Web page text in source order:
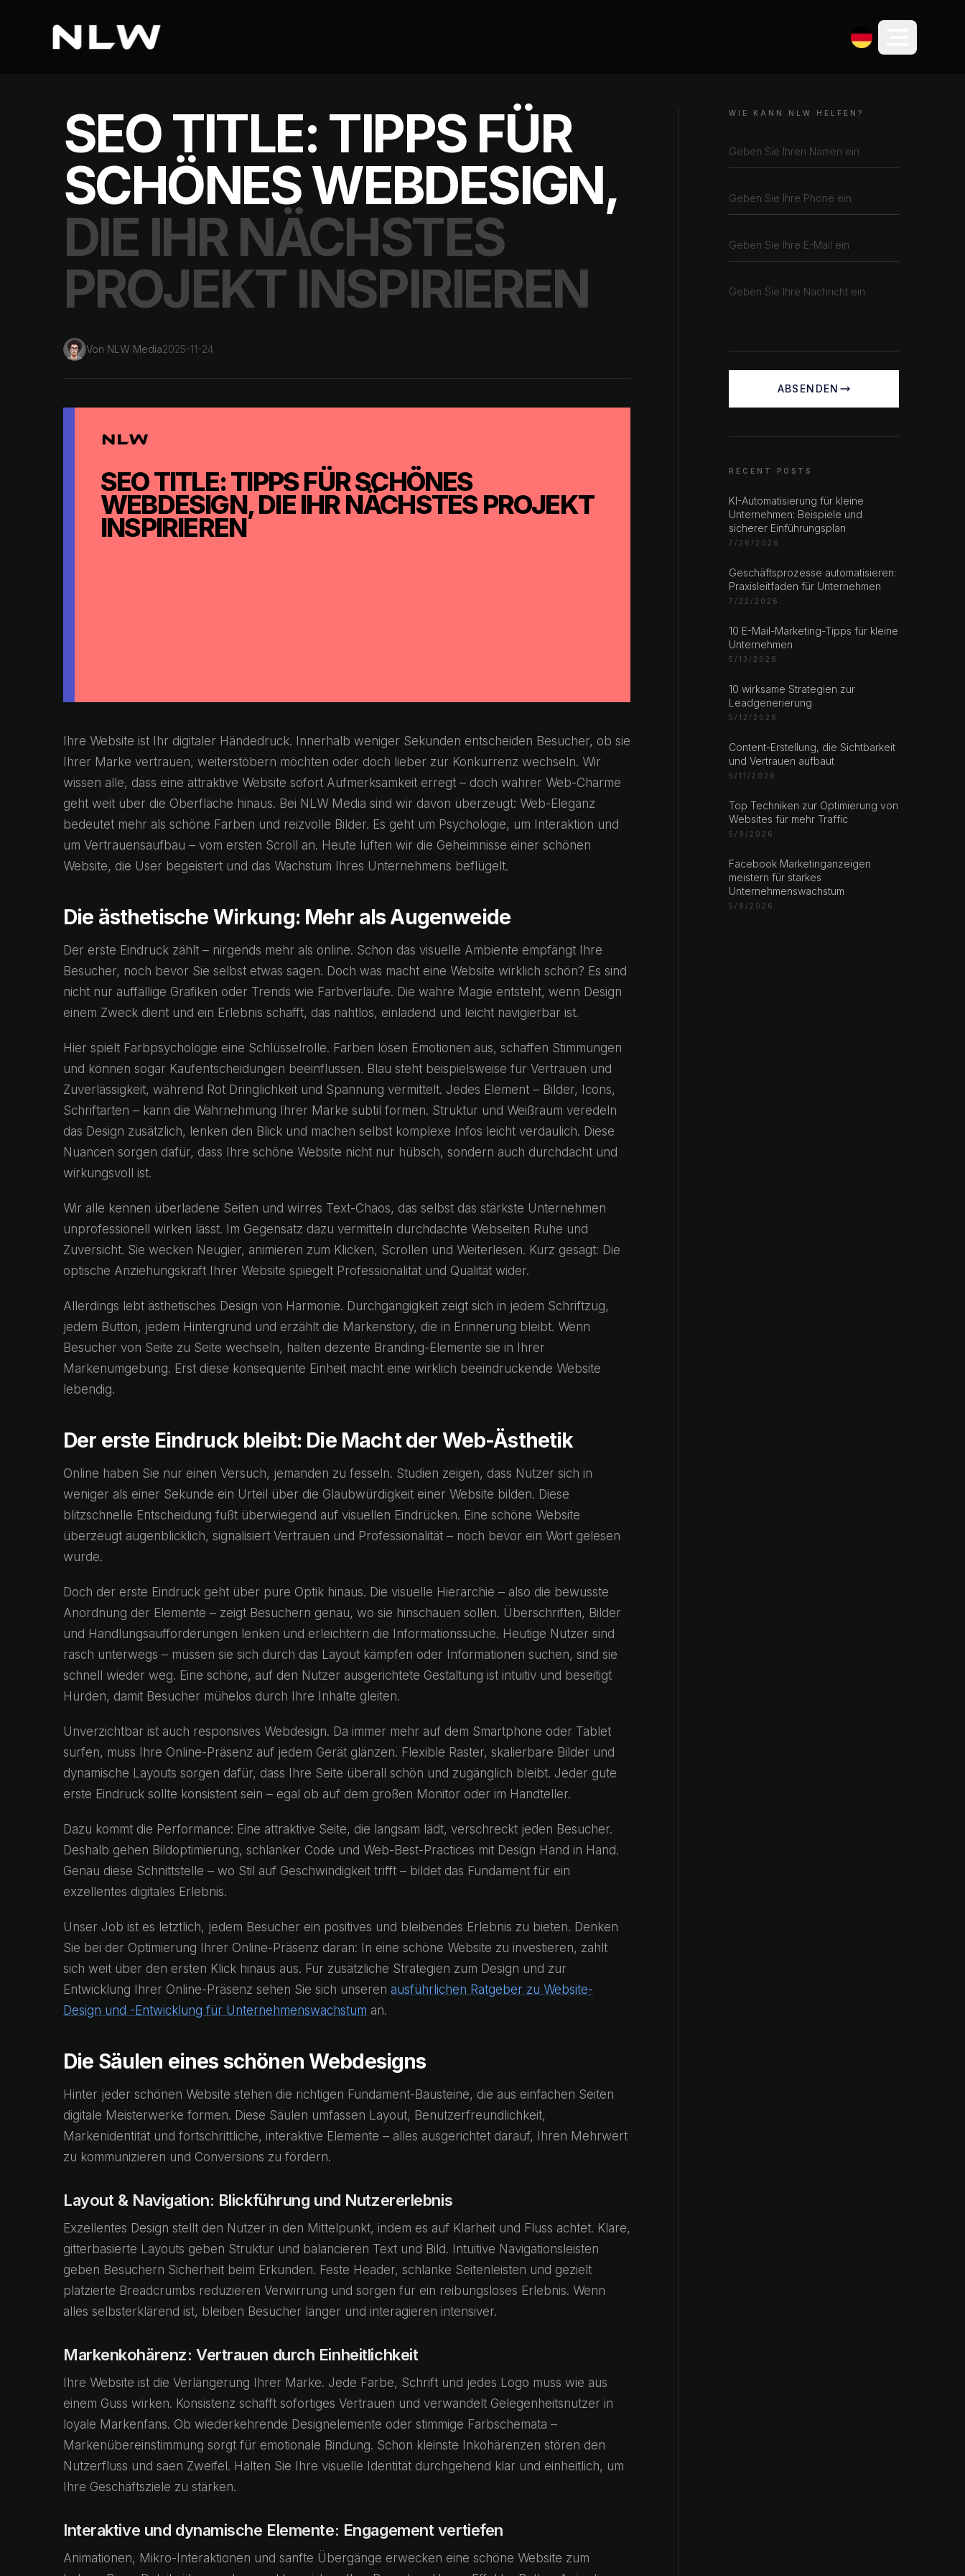
SEO TITLE: TIPPS FÜR
SCHÖNES WEBDESIGN,
DIE IHR NÄCHSTES
PROJEKT INSPIRIEREN
Von NLW Media2025-11-24
SEO TITLE: TIPPS FÜR SCHÖNES
WEBDESIGN, DIE IHR NÄCHSTES PROJEKT
INSPIRIEREN
Ihre Website ist Ihr digitaler Händedruck. Innerhalb weniger Sekunden entscheiden Besucher, ob sie
Ihrer Marke vertrauen, weiterstöbern möchten oder doch lieber zur Konkurrenz wechseln. Wir
wissen alle, dass eine attraktive Website sofort Aufmerksamkeit erregt – doch wahrer Web-Charme
geht weit über die Oberfläche hinaus. Bei NLW Media sind wir davon überzeugt: Web-Eleganz
bedeutet mehr als schöne Farben und reizvolle Bilder. Es geht um Psychologie, um Interaktion und
um Vertrauensaufbau – vom ersten Scroll an. Heute lüften wir die Geheimnisse einer schönen
Website, die User begeistert und das Wachstum Ihres Unternehmens beflügelt.
Die ästhetische Wirkung: Mehr als Augenweide
Der erste Eindruck zählt – nirgends mehr als online. Schon das visuelle Ambiente empfängt Ihre
Besucher, noch bevor Sie selbst etwas sagen. Doch was macht eine Website wirklich schön? Es sind
nicht nur auffällige Grafiken oder Trends wie Farbverläufe. Die wahre Magie entsteht, wenn Design
einem Zweck dient und ein Erlebnis schafft, das nahtlos, einladend und leicht navigierbar ist.
Hier spielt Farbpsychologie eine Schlüsselrolle. Farben lösen Emotionen aus, schaffen Stimmungen
und können sogar Kaufentscheidungen beeinflussen. Blau steht beispielsweise für Vertrauen und
Zuverlässigkeit, während Rot Dringlichkeit und Spannung vermittelt. Jedes Element – Bilder, Icons,
Schriftarten – kann die Wahrnehmung Ihrer Marke subtil formen. Struktur und Weißraum veredeln
das Design zusätzlich, lenken den Blick und machen selbst komplexe Infos leicht verdaulich. Diese
Nuancen sorgen dafür, dass Ihre schöne Website nicht nur hübsch, sondern auch durchdacht und
wirkungsvoll ist.
Wir alle kennen überladene Seiten und wirres Text-Chaos, das selbst das stärkste Unternehmen
unprofessionell wirken lässt. Im Gegensatz dazu vermitteln durchdachte Webseiten Ruhe und
Zuversicht. Sie wecken Neugier, animieren zum Klicken, Scrollen und Weiterlesen. Kurz gesagt: Die
optische Anziehungskraft Ihrer Website spiegelt Professionalität und Qualität wider.
Allerdings lebt ästhetisches Design von Harmonie. Durchgängigkeit zeigt sich in jedem Schriftzug,
jedem Button, jedem Hintergrund und erzählt die Markenstory, die in Erinnerung bleibt. Wenn
Besucher von Seite zu Seite wechseln, halten dezente Branding-Elemente sie in Ihrer
Markenumgebung. Erst diese konsequente Einheit macht eine wirklich beeindruckende Website
lebendig.
Der erste Eindruck bleibt: Die Macht der Web-Ästhetik
Online haben Sie nur einen Versuch, jemanden zu fesseln. Studien zeigen, dass Nutzer sich in
weniger als einer Sekunde ein Urteil über die Glaubwürdigkeit einer Website bilden. Diese
blitzschnelle Entscheidung fußt überwiegend auf visuellen Eindrücken. Eine schöne Website
überzeugt augenblicklich, signalisiert Vertrauen und Professionalität – noch bevor ein Wort gelesen
wurde.
Doch der erste Eindruck geht über pure Optik hinaus. Die visuelle Hierarchie – also die bewusste
Anordnung der Elemente – zeigt Besuchern genau, wo sie hinschauen sollen. Überschriften, Bilder
und Handlungsaufforderungen lenken und erleichtern die Informationssuche. Heutige Nutzer sind
rasch unterwegs – müssen sie sich durch das Layout kämpfen oder Informationen suchen, sind sie
schnell wieder weg. Eine schöne, auf den Nutzer ausgerichtete Gestaltung ist intuitiv und beseitigt
Hürden, damit Besucher mühelos durch Ihre Inhalte gleiten.
Unverzichtbar ist auch responsives Webdesign. Da immer mehr auf dem Smartphone oder Tablet
surfen, muss Ihre Online-Präsenz auf jedem Gerät glänzen. Flexible Raster, skalierbare Bilder und
dynamische Layouts sorgen dafür, dass Ihre Seite überall schön und zugänglich bleibt. Jeder gute
erste Eindruck sollte konsistent sein – egal ob auf dem großen Monitor oder im Handteller.
Dazu kommt die Performance: Eine attraktive Seite, die langsam lädt, verschreckt jeden Besucher.
Deshalb gehen Bildoptimierung, schlanker Code und Web-Best-Practices mit Design Hand in Hand.
Genau diese Schnittstelle – wo Stil auf Geschwindigkeit trifft – bildet das Fundament für ein
exzellentes digitales Erlebnis.
Unser Job ist es letztlich, jedem Besucher ein positives und bleibendes Erlebnis zu bieten. Denken
Sie bei der Optimierung Ihrer Online-Präsenz daran: In eine schöne Website zu investieren, zahlt
sich weit über den ersten Klick hinaus aus. Für zusätzliche Strategien zum Design und zur
Entwicklung Ihrer Online-Präsenz sehen Sie sich unseren ausführlichen Ratgeber zu Website-
Design und -Entwicklung für Unternehmenswachstum an.
Die Säulen eines schönen Webdesigns
Hinter jeder schönen Website stehen die richtigen Fundament-Bausteine, die aus einfachen Seiten
digitale Meisterwerke formen. Diese Säulen umfassen Layout, Benutzerfreundlichkeit,
Markenidentität und fortschrittliche, interaktive Elemente – alles ausgerichtet darauf, Ihren Mehrwert
zu kommunizieren und Conversions zu fördern.
Layout & Navigation: Blickführung und Nutzererlebnis
Exzellentes Design stellt den Nutzer in den Mittelpunkt, indem es auf Klarheit und Fluss achtet. Klare,
gitterbasierte Layouts geben Struktur und balancieren Text und Bild. Intuitive Navigationsleisten
geben Besuchern Sicherheit beim Erkunden. Feste Header, schlanke Seitenleisten und gezielt
platzierte Breadcrumbs reduzieren Verwirrung und sorgen für ein reibungsloses Erlebnis. Wenn
alles selbsterklärend ist, bleiben Besucher länger und interagieren intensiver.
Markenkohärenz: Vertrauen durch Einheitlichkeit
Ihre Website ist die Verlängerung Ihrer Marke. Jede Farbe, Schrift und jedes Logo muss wie aus
einem Guss wirken. Konsistenz schafft sofortiges Vertrauen und verwandelt Gelegenheitsnutzer in
loyale Markenfans. Ob wiederkehrende Designelemente oder stimmige Farbschemata –
Markenübereinstimmung sorgt für emotionale Bindung. Schon kleinste Inkohärenzen stören den
Nutzerfluss und säen Zweifel. Halten Sie Ihre visuelle Identität durchgehend klar und einheitlich, um
Ihre Geschäftsziele zu stärken.
Interaktive und dynamische Elemente: Engagement vertiefen
Animationen, Mikro-Interaktionen und sanfte Übergänge erwecken eine schöne Website zum
WIE KANN NLW HELFEN?
ABSENDEN
RECENT POSTS
KI-Automatisierung für kleine
Unternehmen: Beispiele und
sicherer Einführungsplan
7/26/2026
Geschäftsprozesse automatisieren:
Praxisleitfaden für Unternehmen
7/22/2026
10 E-Mail-Marketing-Tipps für kleine
Unternehmen
5/13/2026
10 wirksame Strategien zur
Leadgenerierung
5/12/2026
Content-Erstellung, die Sichtbarkeit
und Vertrauen aufbaut
5/11/2026
Top Techniken zur Optimierung von
Websites für mehr Traffic
5/9/2026
Facebook Marketinganzeigen
meistern für starkes
Unternehmenswachstum
5/8/2026